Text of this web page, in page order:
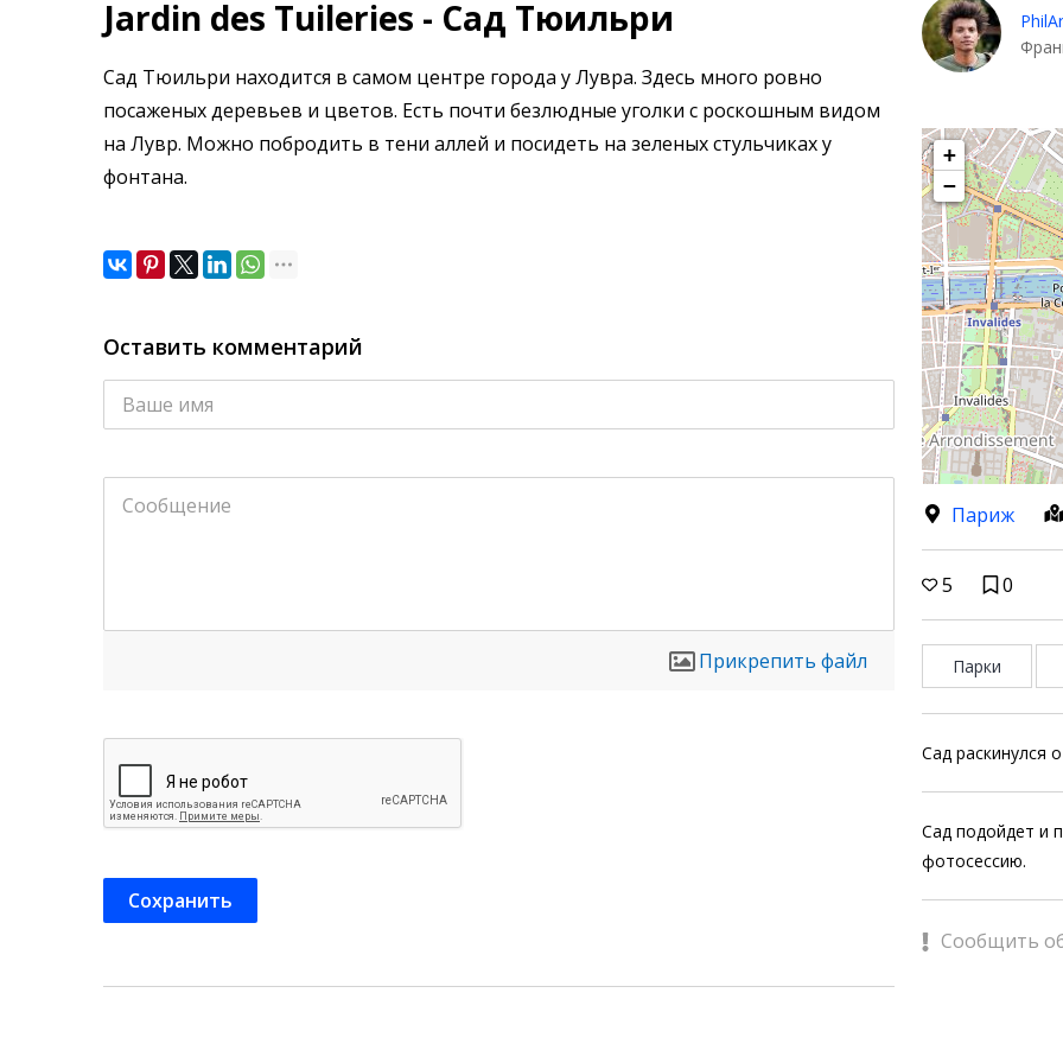
Jardin des Tuileries - Сад Тюильри
Сад Тюильри находится в самом центре города у Лувра. Здесь много ровно
посаженых деревьев и цветов. Есть почти безлюдные уголки с роскошным видом
на Лувр. Можно побродить в тени аллей и посидеть на зеленых стульчиках у
фонтана.
+
−
Париж
5 0
Парки
Сад раскинулся
Сад подойдет и
фотосессию.
Сообщить
Оставить комментарий
Прикрепить файл